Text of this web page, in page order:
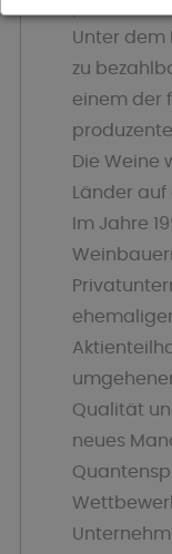
Unter dem
zu
einem der
Die Weine
Länder
Im Jahre
Qualität
neues